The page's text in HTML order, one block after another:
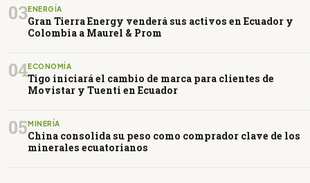
03ENERGÍA
Gran Tierra Energy venderá sus activos en Ecuador y
Colombia a Maurel & Prom
04ECONOMÍA
Tigo iniciará el cambio de marca para clientes de
Movistar y Tuenti en Ecuador
05 MINERÍA
China consolida su peso como comprador clave de los
minerales ecuatorianos